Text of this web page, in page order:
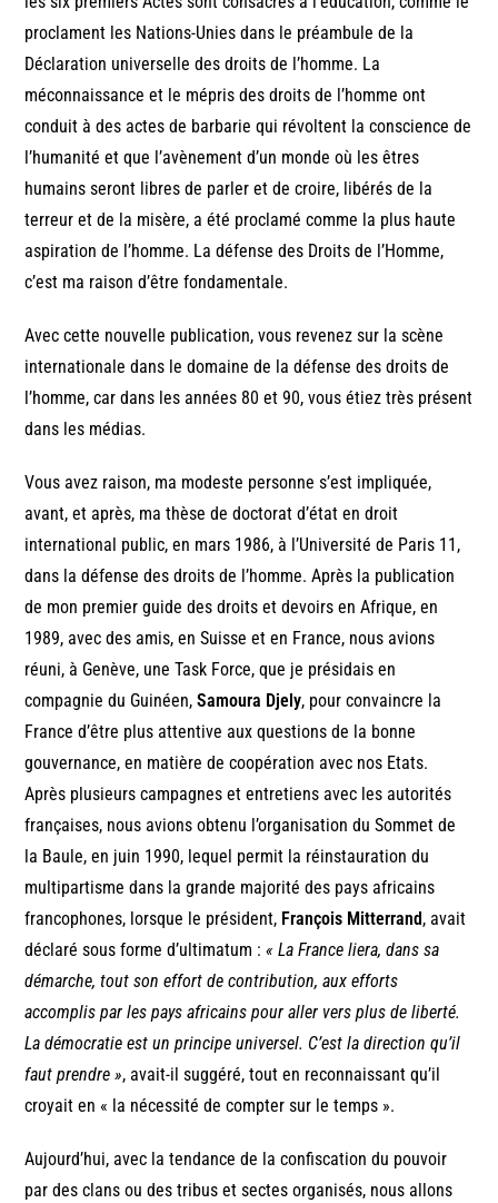
proclament les Nations-Unies dans le préambule de la
Déclaration universelle des droits de l’homme. La
méconnaissance et le mépris des droits de l’homme ont
conduit à des actes de barbarie qui révoltent la conscience de
l’humanité et que l’avènement d’un monde où les êtres
humains seront libres de parler et de croire, libérés de la
terreur et de la misère, a été proclamé comme la plus haute
aspiration de l’homme. La défense des Droits de l’Homme,
c’est ma raison d’être fondamentale.
Avec cette nouvelle publication, vous revenez sur la scène
internationale dans le domaine de la défense des droits de
l’homme, car dans les années 80 et 90, vous étiez très présent
dans les médias.
Vous avez raison, ma modeste personne s’est impliquée,
avant, et après, ma thèse de doctorat d’état en droit
international public, en mars 1986, à l’Université de Paris 11,
dans la défense des droits de l’homme. Après la publication
de mon premier guide des droits et devoirs en Afrique, en
1989, avec des amis, en Suisse et en France, nous avions
réuni, à Genève, une Task Force, que je présidais en
compagnie du Guinéen,Samoura Djely, pour convaincre la
France d’être plus attentive aux questions de la bonne
gouvernance, en matière de coopération avec nos Etats.
Après plusieurs campagnes et entretiens avec les autorités
françaises, nous avions obtenu l’organisation du Sommet de
la Baule, en juin 1990, lequel permit la réinstauration du
multipartisme dans la grande majorité des pays africains
francophones, lorsque le président, François Mitterrand, avait
déclaré sous forme d’ultimatum :« La France liera, dans sa
démarche, tout son effort de contribution, aux efforts
accomplis par les pays africains pour aller vers plus de liberté.
La démocratie est un principe universel. C’est la direction qu’il
faut prendre », avait-il suggéré, tout en reconnaissant qu’il
croyait en « la nécessité de compter sur le temps ».
Aujourd’hui, avec la tendance de la confiscation du pouvoir
par des clans ou des tribus et sectes organisés, nous allons